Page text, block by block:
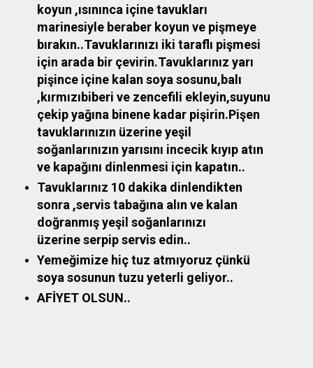
koyun ,ısınınca içine tavukları
marinesiyle beraber koyun ve pişmeye
bırakın..Tavuklarınızı iki taraflı pişmesi
için arada bir çevirin.Tavuklarınız yarı
pişince içine kalan soya sosunu,balı
,kırmızıbiberi ve zencefili ekleyin,suyunu
çekip yağına binene kadar pişirin.Pişen
tavuklarınızın üzerine yeşil
soğanlarınızın yarısını incecik kıyıp atın
ve kapağını dinlenmesi için kapatın..
Tavuklarınız 10 dakika dinlendikten
sonra ,servis tabağına alın ve kalan
doğranmış yeşil soğanlarınızı
üzerine serpip servis edin..
Yemeğimize hiç tuz atmıyoruz çünkü
soya sosunun tuzu yeterli geliyor..
AFİYET OLSUN..